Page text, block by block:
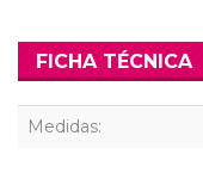
FICHA TÉCNICA
Medidas: